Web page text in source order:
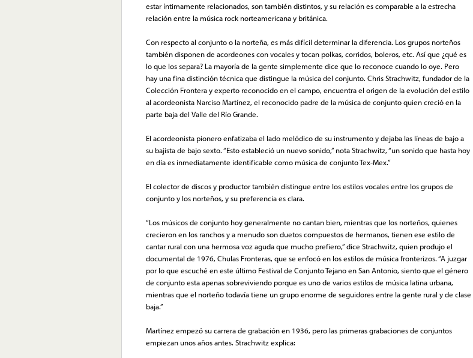
estar íntimamente relacionados, son también distintos, y su relación es comparable a la estrecha
relación entre la música rock norteamericana y británica.
Con respecto al conjunto o la norteña, es más difícil determinar la diferencia. Los grupos norteños
también disponen de acordeones con vocales y tocan polkas, corridos, boleros, etc. Así que ¿qué es
lo que los separa? La mayoría de la gente simplemente dice que lo reconoce cuando lo oye. Pero
hay una fina distinción técnica que distingue la música del conjunto. Chris Strachwitz, fundador de la
Colección Frontera y experto reconocido en el campo, encuentra el origen de la evolución del estilo
al acordeonista Narciso Martínez, el reconocido padre de la música de conjunto quien creció en la
parte baja del Valle del Río Grande.
El acordeonista pionero enfatizaba el lado melódico de su instrumento y dejaba las líneas de bajo a
su bajista de bajo sexto. “Esto estableció un nuevo sonido,” nota Strachwitz, “un sonido que hasta hoy
en día es inmediatamente identificable como música de conjunto Tex-Mex.”
El colector de discos y productor también distingue entre los estilos vocales entre los grupos de
conjunto y los norteños, y su preferencia es clara.
“Los músicos de conjunto hoy generalmente no cantan bien, mientras que los norteños, quienes
crecieron en los ranchos y a menudo son duetos compuestos de hermanos, tienen ese estilo de
cantar rural con una hermosa voz aguda que mucho prefiero,” dice Strachwitz, quien produjo el
documental de 1976, Chulas Fronteras, que se enfocó en los estilos de música fronterizos. “A juzgar
por lo que escuché en este último Festival de Conjunto Tejano en San Antonio, siento que el género
de conjunto esta apenas sobreviviendo porque es uno de varios estilos de música latina urbana,
mientras que el norteño todavía tiene un grupo enorme de seguidores entre la gente rural y de clase
baja.”
Martínez empezó su carrera de grabación en 1936, pero las primeras grabaciones de conjuntos
empiezan unos años antes. Strachwitz explica: